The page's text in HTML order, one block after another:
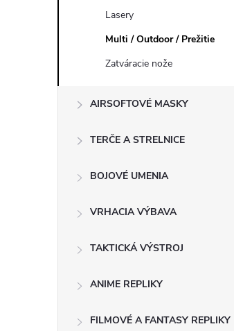
Lasery
Multi / Outdoor / Prežitie
Zatváracie nože
AIRSOFTOVÉ MASKY
TERČE A STRELNICE
BOJOVÉ UMENIA
VRHACIA VÝBAVA
TAKTICKÁ VÝSTROJ
ANIME REPLIKY
FILMOVÉ A FANTASY REPLIKY